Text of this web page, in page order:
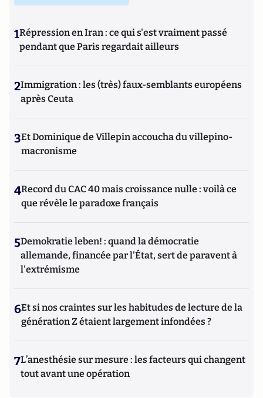
1Répression en Iran : ce qui s'est vraiment passé
pendant que Paris regardait ailleurs
2Immigration : les (très) faux-semblants européens
après Ceuta
3Et Dominique de Villepin accoucha du villepino-
macronisme
4Record du CAC 40 mais croissance nulle : voilà ce
que révèle le paradoxe français
5Demokratie leben! : quand la démocratie
allemande, financée par l'État, sert de paravent à
l'extrémisme
6Et si nos craintes sur les habitudes de lecture de la
génération Z étaient largement infondées ?
7L’anesthésie sur mesure : les facteurs qui changent
tout avant une opération